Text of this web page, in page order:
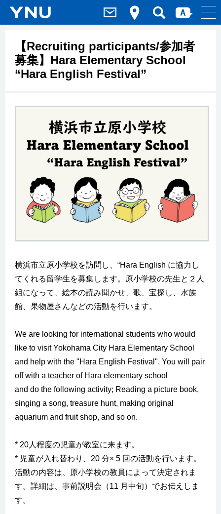
【Recruiting participants/参加者
募集】Hara Elementary School
“Hara English Festival”
横浜市立原小学校を訪問し、“Hara English に協力し
てくれる留学生を募集します。原小学校の先生と２人
組になって、絵本の読み聞かせ、歌、宝探し、水族
館、果物屋さんなどの活動を行います。
We are looking for international students who would
like to visit Yokohama City Hara Elementary School
and help with the "Hara English Festival". You will pair
off with a teacher of Hara elementary school
and do the following activity; Reading a picture book,
singing a song, treasure hunt, making original
aquarium and fruit shop, and so on.
* 20人程度の児童が教室に来ます。
* 児童が入れ替わり、20 分× 5 回の活動を行います。
活動の内容は、原小学校の教員によって決定されま
す。詳細は、事前説明会（11 月中旬）でお伝えしま
す。